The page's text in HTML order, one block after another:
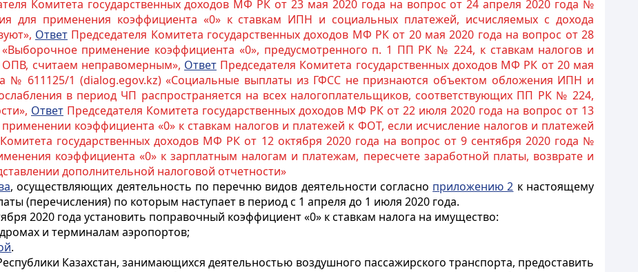
Комитета государственных доходов МФ РК от 23 мая 2020 года на вопрос от 24 апреля 2020 года №
для применения коэффициента «0» к ставкам ИПН и социальных платежей, исчисляемых с дохода
Ответ Председателя Комитета государственных доходов МФ РК от 20 мая 2020 года на вопрос от 28
применение коэффициента «0», предусмотренного п. 1 ПП РК № 224, к ставкам налогов и
считаем неправомерным», Ответ Председателя Комитета государственных доходов МФ РК от 20 мая
№ 611125/1 (dialog.egov.kz) «Социальные выплаты из ГФСС не признаются объектом обложения ИПН и
в период ЧП распространяется на всех налогоплательщиков, соответствующих ПП РК № 224,
Ответ Председателя Комитета государственных доходов МФ РК от 22 июля 2020 года на вопрос от 13
коэффициента «0» к ставкам налогов и платежей к ФОТ, если исчисление налогов и платежей
государственных доходов МФ РК от 12 октября 2020 года на вопрос от 9 сентября 2020 года №
коэффициента «0» к зарплатным налогам и платежам, пересчете заработной платы, возврате и
дополнительной налоговой отчетности»
, осуществляющих деятельность по перечню видов деятельности согласно приложению 2 к настоящему
(перечисления) по которым наступает в период с 1 апреля до 1 июля 2020 года.
2020 года установить поправочный коэффициент «0» к ставкам налога на имущество:
и терминалам аэропортов;
.
Казахстан, занимающихся деятельностью воздушного пассажирского транспорта, предоставить